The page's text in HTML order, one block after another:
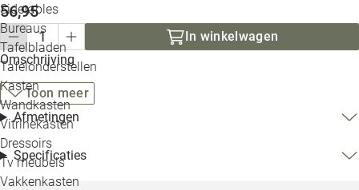
Sidetables
Bureaus
Tafelbladen
Tafelonderstellen
Kasten
Wandkasten
Vitrinekasten
Dressoirs
Tv meubels
Vakkenkasten
56,95
In winkelwagen
Omschrijving
Toon meer
Afmetingen
Specificaties